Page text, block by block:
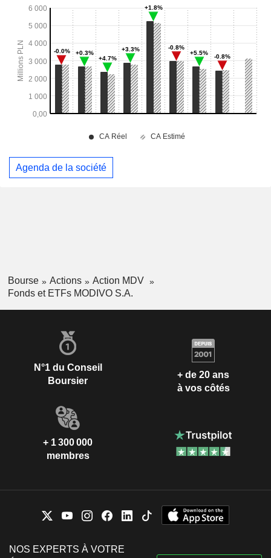
Agenda de la société
Bourse Actions
Action MDV
Fonds et ETFs MODIVO S.A.
N°1 du Conseil
Boursier
+ de 20 ans
à vos côtés
+ 1 300 000
membres
NOS EXPERTS À VOTRE